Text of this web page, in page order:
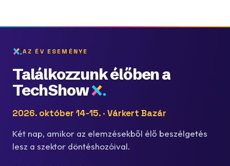
AZ ÉV ESEMÉNYE
Találkozzunk élőben a
TechShow
2026. október 14-15. · Várkert Bazár
Két nap, amikor az elemzésekből élő beszélgetés
lesz a szektor döntéshozóival.